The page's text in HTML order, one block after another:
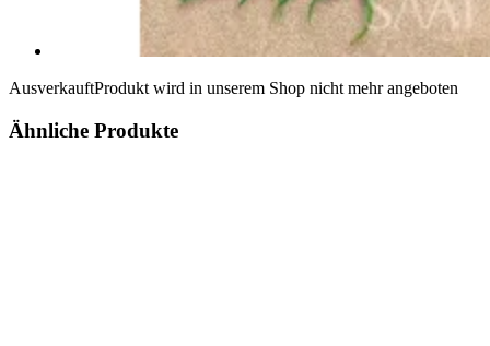
AusverkauftProdukt wird in unserem Shop nicht mehr angeboten
Ähnliche Produkte